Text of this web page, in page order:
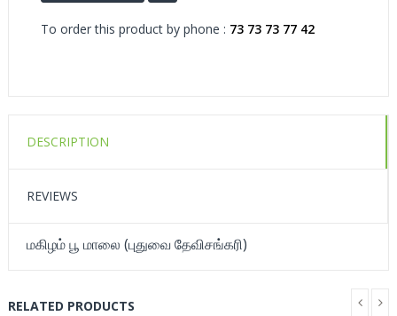
To order this product by phone : 73 73 73 77 42
DESCRIPTION
REVIEWS
மகிழம் பூ மாலை (புதுவை தேவிசங்கரி)
RELATED PRODUCTS